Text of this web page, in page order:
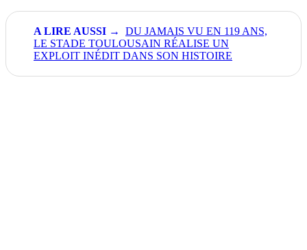
DU JAMAIS VU EN 119 ANS,
LE STADE TOULOUSAIN RÉALISE UN
EXPLOIT INÉDIT DANS SON HISTOIRE